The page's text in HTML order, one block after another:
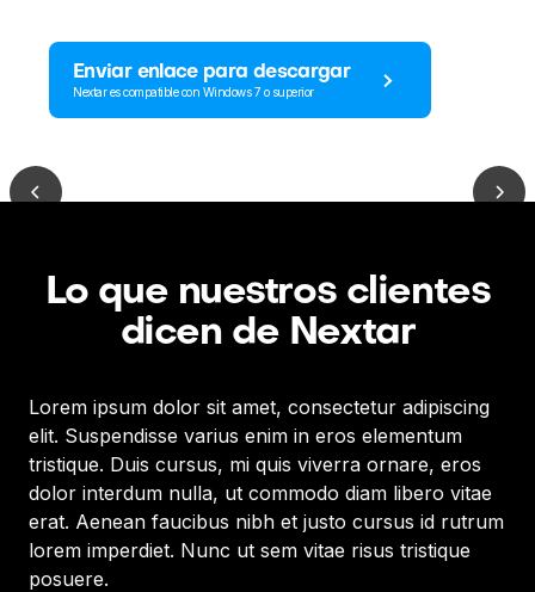
Enviar enlace para descargar
Nextar es compatible con Windows 7 o superior
Lo que nuestros clientes
dicen de Nextar
Lorem ipsum dolor sit amet, consectetur adipiscing
elit. Suspendisse varius enim in eros elementum
tristique. Duis cursus, mi quis viverra ornare, eros
dolor interdum nulla, ut commodo diam libero vitae
erat. Aenean faucibus nibh et justo cursus id rutrum
lorem imperdiet. Nunc ut sem vitae risus tristique
posuere.